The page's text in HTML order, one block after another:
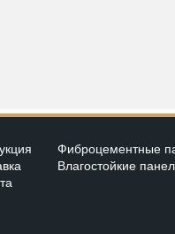
Фиброцементные
Влагостойкие